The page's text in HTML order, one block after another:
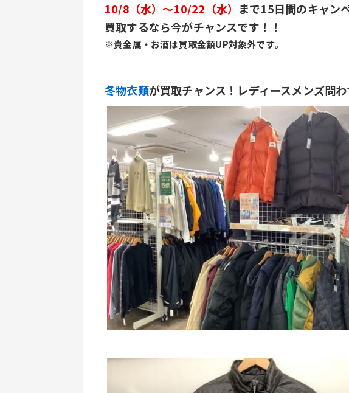
10/8（水）～10/22（水） まで15日間のキャン
買取するなら今がチャンスです！！
※貴金属・お酒は買取金額UP対象外です。
冬物衣類が買取チャンス！レディースメンズ問わ